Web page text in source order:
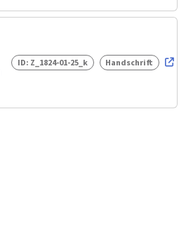
ID: Z_1824-01-25_k Handschrift